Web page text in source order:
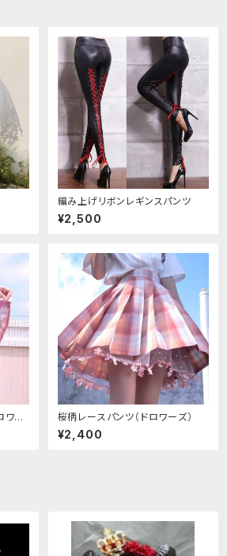
編み上げリボンレギンスパンツ
¥2,500
ワー 桜柄レースパンツ（ドロワーズ）
¥2,400